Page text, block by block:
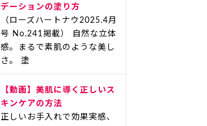
デーションの塗り方
（ローズハートナウ2025.4月
号 No.241掲載） 自然な立体
感。まるで素肌のような美し
さ。 塗
【動画】美肌に導く正しいス
キンケアの方法
正しいお手入れで効果実感、